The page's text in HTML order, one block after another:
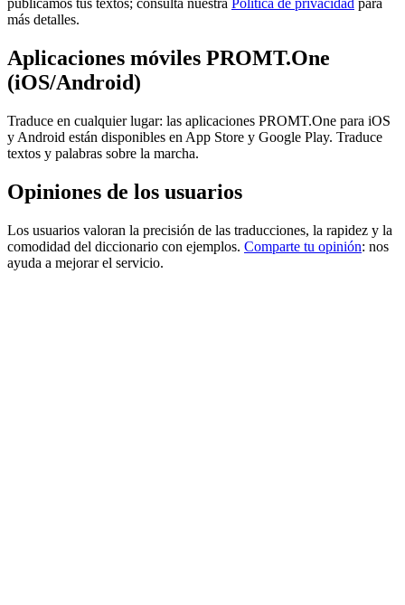
publicamos tus textos; consulta nuestra Política de privacidad para
más detalles.
Aplicaciones móviles PROMT.One
(iOS/Android)
Traduce en cualquier lugar: las aplicaciones PROMT.One para iOS
y Android están disponibles en App Store y Google Play. Traduce
textos y palabras sobre la marcha.
Opiniones de los usuarios
Los usuarios valoran la precisión de las traducciones, la rapidez y la
comodidad del diccionario con ejemplos. Comparte tu opinión: nos
ayuda a mejorar el servicio.